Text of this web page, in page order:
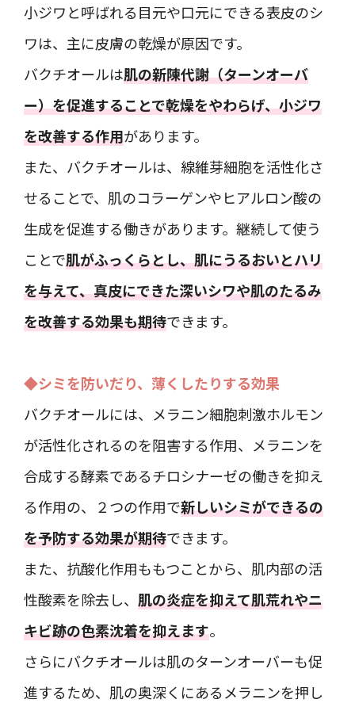
小ジワと呼ばれる目元や口元にできる表皮のシ
ワは、主に皮膚の乾燥が原因です。
バクチオールは肌の新陳代謝（ターンオーバ
ー）を促進することで乾燥をやわらげ、小ジワ
を改善する作用があります。
また、バクチオールは、線維芽細胞を活性化さ
せることで、肌のコラーゲンやヒアルロン酸の
生成を促進する働きがあります。継続して使う
ことで肌がふっくらとし、肌にうるおいとハリ
を与えて、真皮にできた深いシワや肌のたるみ
を改善する効果も期待できます。
◆シミを防いだり、薄くしたりする効果
バクチオールには、メラニン細胞刺激ホルモン
が活性化されるのを阻害する作用、メラニンを
合成する酵素であるチロシナーゼの働きを抑え
る作用の、２つの作用で新しいシミができるの
を予防する効果が期待できます。
また、抗酸化作用ももつことから、肌内部の活
性酸素を除去し、 肌の炎症を抑えて肌荒れやニ
キビ跡の色素沈着を抑えます。
さらにバクチオールは肌のターンオーバーも促
進するため、肌の奥深くにあるメラニンを押し